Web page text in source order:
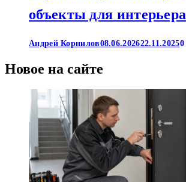
объекты для интерьера
Андрей Корнилов08.06.202622.11.20250
Новое на сайте